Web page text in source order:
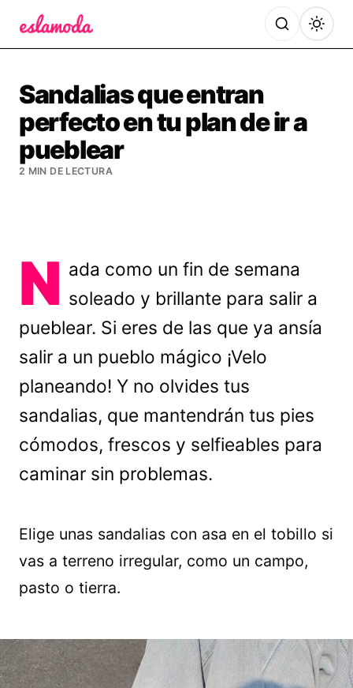
Sandalias que entran
perfecto en tu plan de ir a
pueblear
2 MIN DE LECTURA
N ada como un fin de semana
soleado y brillante para salir a
pueblear. Si eres de las que ya ansía
salir a un pueblo mágico ¡Velo
planeando! Y no olvides tus
sandalias, que mantendrán tus pies
cómodos, frescos y selfieables para
caminar sin problemas.
Elige unas sandalias con asa en el tobillo si
vas a terreno irregular, como un campo,
pasto o tierra.